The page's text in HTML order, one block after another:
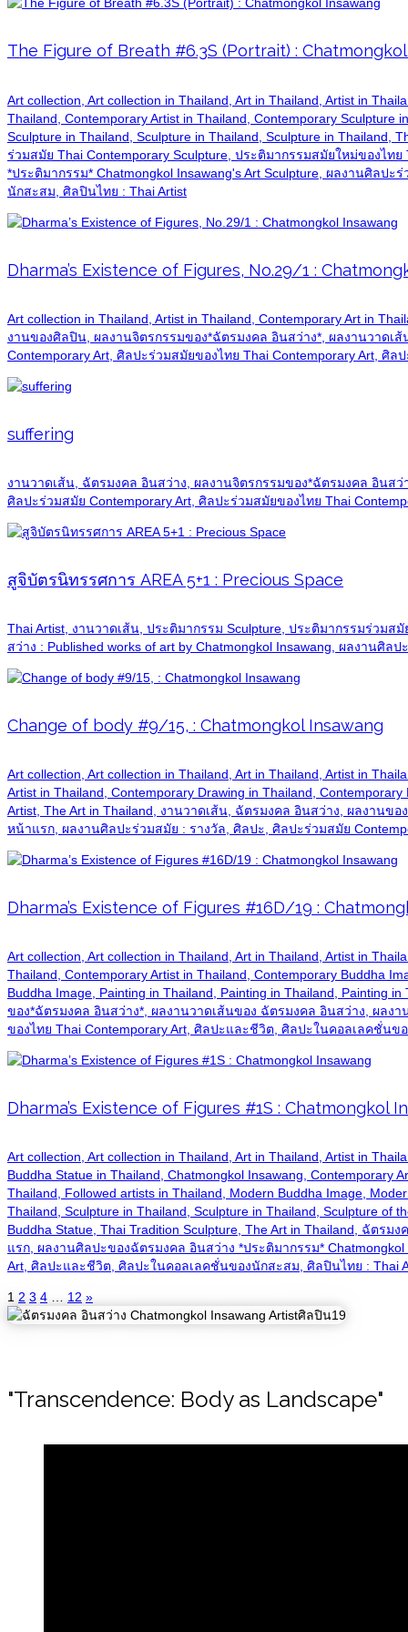
The Figure of Breath #6.3S (Portrait) :
Art collection, Art collection in Thailand, Art in Thailand, Artist in
Thailand, Contemporary Artist in Thailand, Contemporary Sculpture
Sculpture in Thailand, Sculpture in Thailand, Sculpture in Thailand,
ร่วมสมัย Thai Contemporary Sculpture, ประติมากรรมสมัยใหม่ของไ
*ประติมากรรม* Chatmongkol Insawang's Art Sculpture, ผลงานศิลป
นักสะสม, ศิลปินไทย : Thai Artist
Dharma’s Existence of Figures, No.29/1 :
Art collection in Thailand, Artist in Thailand, Contemporary Art in
งานของศิลปิน, ผลงานจิตรกรรมของ*ฉัตรมงคล อินสว่าง*, ผลงานวาด
Contemporary Art, ศิลปะร่วมสมัยของไทย Thai Contemporary Art,
suffering
งานวาดเส้น, ฉัตรมงคล อินสว่าง, ผลงานจิตรกรรมของ*ฉัตรมงคล อินส
ศิลปะร่วมสมัย Contemporary Art, ศิลปะร่วมสมัยของไทย Thai
สูจิบัตรนิทรรศการ AREA 5+1 : Precious Space
Thai Artist, งานวาดเส้น, ประติมากรรม Sculpture, ประติมากรรมร่วม
สว่าง : Published works of art by Chatmongkol Insawang, ผลงานศิ
Change of body #9/15, : Chatmongkol Insawang
Art collection, Art collection in Thailand, Art in Thailand, Artist in
Artist in Thailand, Contemporary Drawing in Thailand,
Artist, The Art in Thailand, งานวาดเส้น, ฉัตรมงคล อินสว่าง, ผลงาน
หน้าแรก, ผลงานศิลปะร่วมสมัย : รางวัล, ศิลปะ, ศิลปะร่วมสมัย
Dharma’s Existence of Figures #16D/19 :
Art collection, Art collection in Thailand, Art in Thailand, Artist in
Thailand, Contemporary Artist in Thailand, Contemporary Buddha
Buddha Image, Painting in Thailand, Painting in Thailand, Painting
ของ*ฉัตรมงคล อินสว่าง*, ผลงานวาดเส้นของ ฉัตรมงคล อินสว่าง, ผลง
ของไทย Thai Contemporary Art, ศิลปะและชีวิต, ศิลปะในคอลเลคชั่นข
Dharma’s Existence of Figures #1S : Chatmongkol
Art collection, Art collection in Thailand, Art in Thailand, Artist in
Buddha Statue in Thailand, Chatmongkol Insawang, Contemporary
Thailand, Followed artists in Thailand, Modern Buddha Image,
Thailand, Sculpture in Thailand, Sculpture in Thailand, Sculpture of
Buddha Statue, Thai Tradition Sculpture, The Art in Thailand, ฉัต
แรก, ผลงานศิลปะของฉัตรมงคล อินสว่าง *ประติมากรรม*
Art, ศิลปะและชีวิต, ศิลปะในคอลเลคชั่นของนักสะสม, ศิลปินไทย : Thai
1 2 3 4 12 »
"Transcendence: Body as Landscape"